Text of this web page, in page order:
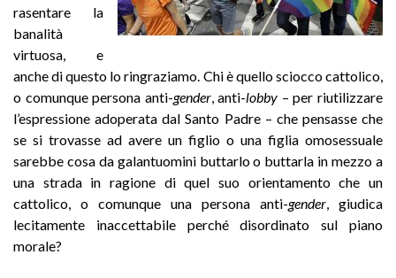
rasentare la
banalità
virtuosa, e
anche di questo lo ringraziamo. Chi è quello sciocco cattolico,
o comunque persona anti-gender, anti-lobby – per riutilizzare
l’espressione adoperata dal Santo Padre – che pensasse che
se si trovasse ad avere un figlio o una figlia omosessuale
sarebbe cosa da galantuomini buttarlo o buttarla in mezzo a
una strada in ragione di quel suo orientamento che un
cattolico, o comunque una persona anti-gender , giudica
lecitamente inaccettabile perché disordinato sul piano
morale?